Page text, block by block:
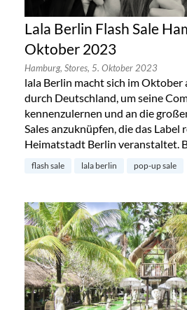
Lala Berlin Flash Sale
Oktober 2023
Hamburg, Stores, 5. Oktober 2023
lala Berlin macht sich im Oktober
durch Deutschland, um seine
kennenzulernen und an die
Sales anzuknüpfen, die das Label
Heimatstadt Berlin veranstaltet.
flash sale lala berlin pop-up sale